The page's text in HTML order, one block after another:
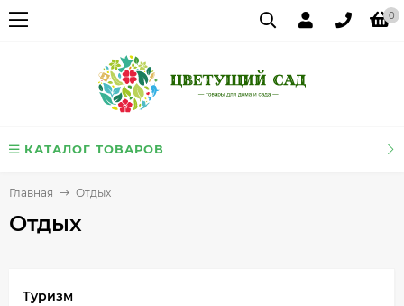
0
КАТАЛОГ ТОВАРОВ
Главная Отдых
Отдых
Туризм